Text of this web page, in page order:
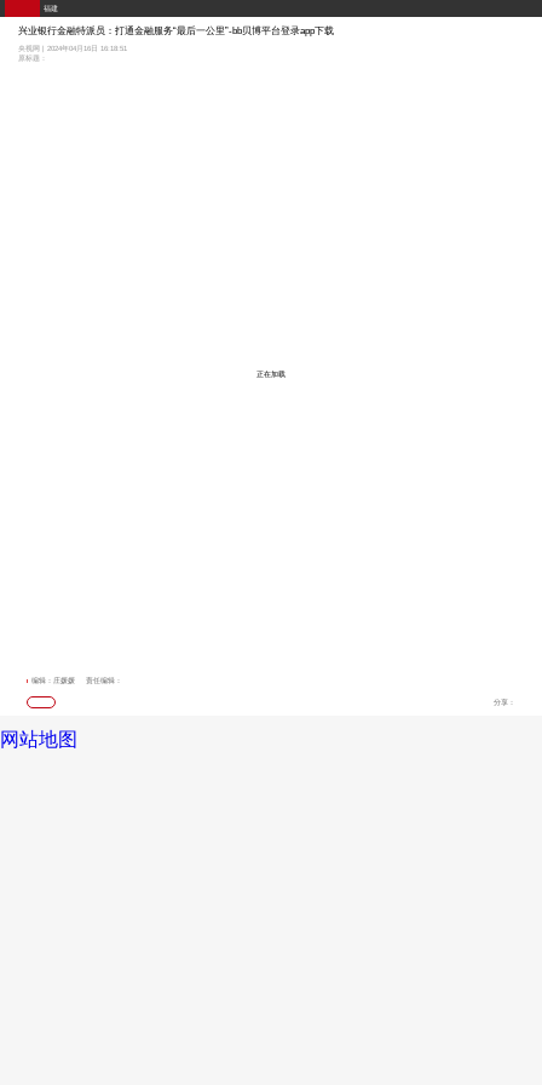
福建
兴业银行金融特派员：打通金融服务“最后一公里”-bb贝博平台登录app下载
央视网 | 2024年04月16日 16:18:51
原标题：
正在加载
编辑：庄媛媛 责任编辑：
分享：
网站地图